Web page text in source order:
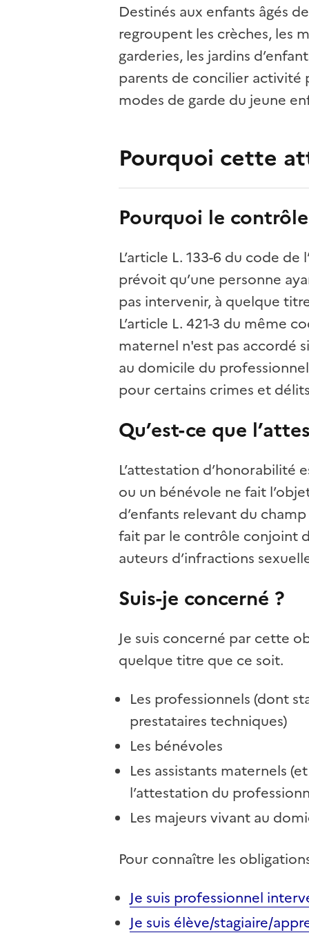
Destinés aux enfants âgés
regroupent les crèches, les
garderies, les jardins
parents de concilier activité
modes de garde du jeune
Pourquoi cette
Pourquoi le
L’article L. 133-6 du code
prévoit qu’une personne
pas intervenir, à quelque
L’article L. 421-3 du même
maternel n'est pas accordé
au domicile du
pour certains crimes et
Qu’est-ce que
L’attestation d’honorabilité
ou un bénévole ne fait
d’enfants relevant du
fait par le contrôle conjoint
auteurs d’infractions
Suis-je concerné ?
Je suis concerné par cette
quelque titre que ce soit.
Les professionnels (dont
prestataires techniques)
Les bénévoles
Les assistants maternels
l’attestation du
Les majeurs vivant au
Pour connaître les
Je suis professionnel
Je suis élève/stagiaire/